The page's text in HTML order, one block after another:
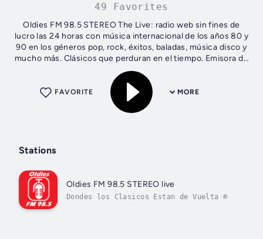
49 Favorites
Oldies FM 98.5 STEREO The Live: radio web sin fines de
lucro las 24 horas con música internacional de los años 80 y
90 en los géneros pop, rock, éxitos, baladas, música disco y
mucho más. Clásicos que perduran en el tiempo. Emisora de
radio Oldies FM...
MORE
FAVORITE
Stations
Oldies FM 98.5 STEREO live
Dondes los Clasicos Estan de Vuelta ®